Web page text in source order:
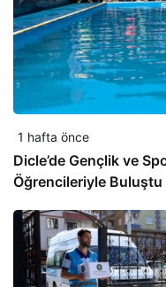
1 hafta önce
Dicle’de Gençlik ve
Öğrencileriyle Buluştu